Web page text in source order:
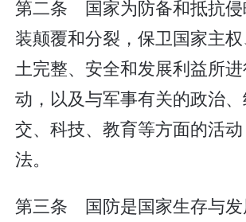
第二条 国家为防备和抵抗侵
装颠覆和分裂，保卫国家主
土完整、安全和发展利益所
动，以及与军事有关的政治
交、科技、教育等方面的活
法。
第三条 国防是国家生存与发